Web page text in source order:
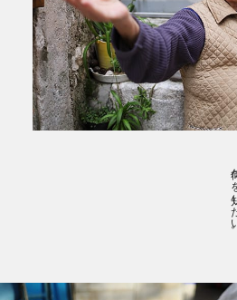
何か